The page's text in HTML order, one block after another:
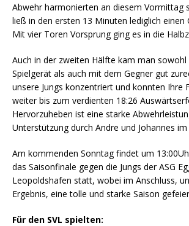
Abwehr harmonierten an diesem Vormittag
ließ in den ersten 13 Minuten lediglich einen
Mit vier Toren Vorsprung ging es in die
Auch in der zweiten Hälfte kam man
Spielgerät als auch mit dem Gegner gut
unsere Jungs konzentriert und konnten Ihre
weiter bis zum verdienten 18:26
Hervorzuheben ist eine starke
Unterstützung durch Andre und Johannes im
Am kommenden Sonntag findet um
das Saisonfinale gegen die Jungs der ASG
Leopoldshafen statt, wobei im Anschluss,
Ergebnis, eine tolle und starke Saison
Für den SVL spielten: